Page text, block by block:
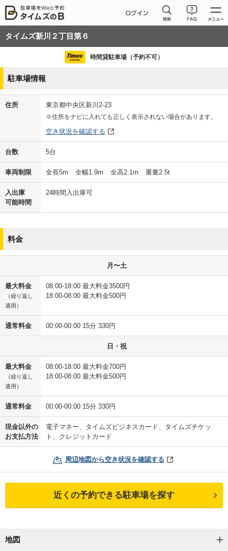
タイムズ新川２丁目第６
時間貸駐車場（予約不可）
駐車場情報
住所 東京都中央区新川2-23
※住所をナビに入れても正しく表示されない場合があります。
空き状況を確認する
台数 5台
車両制限 全長5m 全幅1.9m 全高2.1m 重量2.5t
入出庫
可能時間
24時間入出庫可
料金
月〜土
最大料金
（繰り返し
適用）
08:00-18:00 最大料金3500円
18:00-08:00 最大料金500円
通常料金 00:00-00:00 15分 330円
日・祝
最大料金
（繰り返し
適用）
08:00-18:00 最大料金700円
18:00-08:00 最大料金500円
通常料金 00:00-00:00 15分 330円
現金以外の
お支払方法
電子マネー、タイムズビジネスカード、タイムズチケッ
ト、クレジットカード
周辺地図から空き状況を確認する
近くの予約できる駐車場を探す
地図